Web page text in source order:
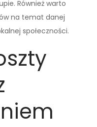
Również warto
na temat danej
społeczności.